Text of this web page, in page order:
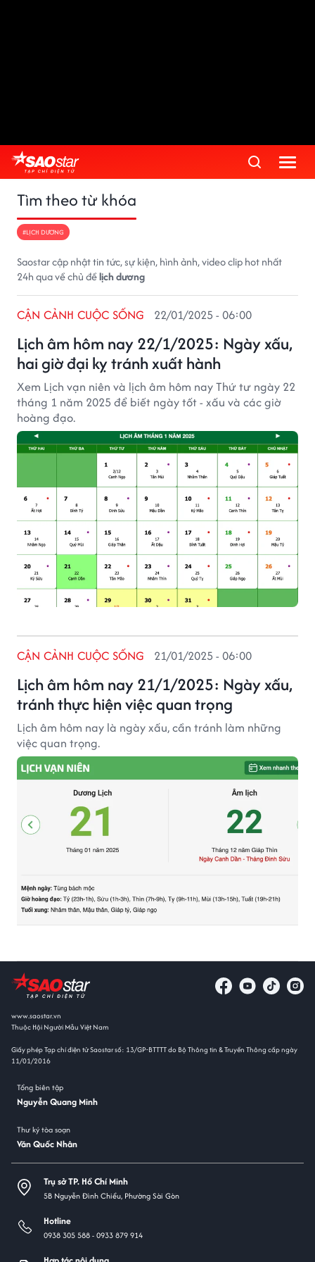
Tìm theo từ khóa
#LỊCH DƯƠNG
Saostar cập nhật tin tức, sự kiện, hình ảnh, video clip hot nhất
24h qua về chủ đềlịch dương
Lịch âm hôm nay 22/1/2025: Ngày xấu,
hai giờ đại kỵ tránh xuất hành
CẬN CẢNH CUỘC SỐNG 22/01/2025 - 06:00
Xem Lịch vạn niên và lịch âm hôm nay Thứ tư ngày 22
tháng 1 năm 2025 để biết ngày tốt - xấu và các giờ
hoàng đạo.
Lịch âm hôm nay 21/1/2025: Ngày xấu,
tránh thực hiện việc quan trọng
CẬN CẢNH CUỘC SỐNG 21/01/2025 - 06:00
Lịch âm hôm nay là ngày xấu, cần tránh làm những
việc quan trọng.
www.saostar.vn
Thuộc Hội Người Mẫu Việt Nam
Giấy phép Tạp chí điện tử Saostar số: 13/GP-BTTTT do Bộ Thông tin & Truyền Thông cấp ngày
11/01/2016
Tổng biên tập
Nguyễn Quang Minh
Thư ký tòa soạn
Văn Quốc Nhân
Trụ sở TP. Hồ Chí Minh
5B Nguyễn Đình Chiểu, Phường Sài Gòn
Hotline
0938 305 588 -0933 879 914